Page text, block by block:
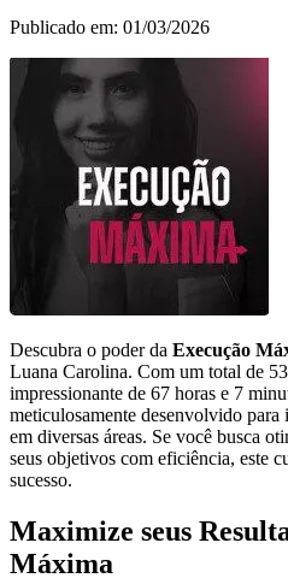
Publicado em: 01/03/2026
Descubra o poder da Execução
Luana Carolina. Com um total de
impressionante de 67 horas e 7
meticulosamente desenvolvido
em diversas áreas. Se você busca
seus objetivos com eficiência, este
sucesso.
Maximize seus
Máxima